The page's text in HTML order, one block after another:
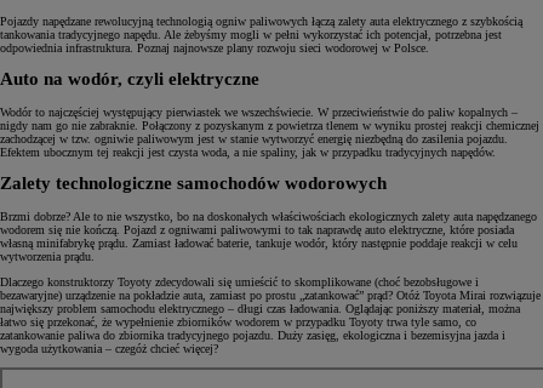
Pojazdy napędzane rewolucyjną technologią ogniw paliwowych łączą zalety auta elektrycznego z szybkością
tankowania tradycyjnego napędu. Ale żebyśmy mogli w pełni wykorzystać ich potencjał, potrzebna jest
odpowiednia infrastruktura. Poznaj najnowsze plany rozwoju sieci wodorowej w Polsce.
Auto na wodór, czyli elektryczne
Wodór to najczęściej występujący pierwiastek we wszechświecie. W przeciwieństwie do paliw kopalnych –
nigdy nam go nie zabraknie. Połączony z pozyskanym z powietrza tlenem w wyniku prostej reakcji chemicznej
zachodzącej w tzw. ogniwie paliwowym jest w stanie wytworzyć energię niezbędną do zasilenia pojazdu.
Efektem ubocznym tej reakcji jest czysta woda, a nie spaliny, jak w przypadku tradycyjnych napędów.
Zalety technologiczne samochodów wodorowych
Brzmi dobrze? Ale to nie wszystko, bo na doskonałych właściwościach ekologicznych zalety auta napędzanego
wodorem się nie kończą. Pojazd z ogniwami paliwowymi to tak naprawdę auto elektryczne, które posiada
własną minifabrykę prądu. Zamiast ładować baterie, tankuje wodór, który następnie poddaje reakcji w celu
wytworzenia prądu.
Dlaczego konstruktorzy Toyoty zdecydowali się umieścić to skomplikowane (choć bezobsługowe i
bezawaryjne) urządzenie na pokładzie auta, zamiast po prostu „zatankować” prąd? Otóż Toyota Mirai rozwiązuje
największy problem samochodu elektrycznego – długi czas ładowania. Oglądając poniższy materiał, można
łatwo się przekonać, że wypełnienie zbiorników wodorem w przypadku Toyoty trwa tyle samo, co
zatankowanie paliwa do zbiornika tradycyjnego pojazdu. Duży zasięg, ekologiczna i bezemisyjna jazda i
wygoda użytkowania – czegóż chcieć więcej?